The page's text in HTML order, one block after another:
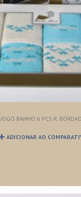
JOGO BANHO 6 PCS R.
ADICIONAR AO